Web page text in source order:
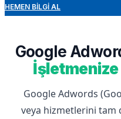
HEMEN BILGI AL
Google
İşletmenize
Google Adwords
veya hizmetlerini tam